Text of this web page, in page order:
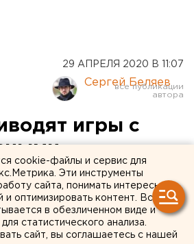
29 АПРЕЛЯ 2020 В 11:07
Сергей Беляев
игры с
Мнение
cookie-файлы и сервис для
Эти инструменты
сайта, понимать интересы
оптимизировать контент. Вся
в обезличенном виде и
статистического анализа.
сайт, вы соглашаетесь с нашей